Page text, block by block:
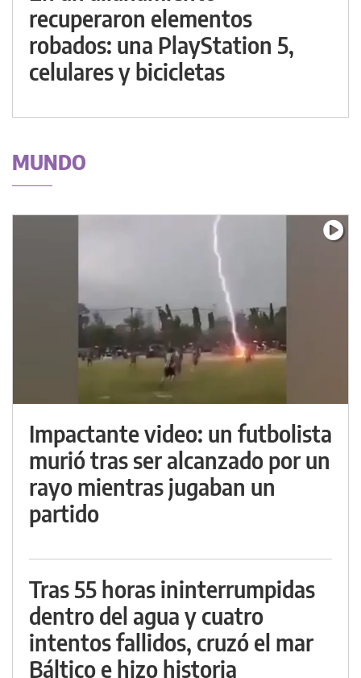
recuperaron elementos
robados: una PlayStation 5,
celulares y bicicletas
MUNDO
Impactante video: un futbolista
murió tras ser alcanzado por un
rayo mientras jugaban un
partido
Tras 55 horas ininterrumpidas
dentro del agua y cuatro
intentos fallidos, cruzó el mar
Báltico e hizo historia